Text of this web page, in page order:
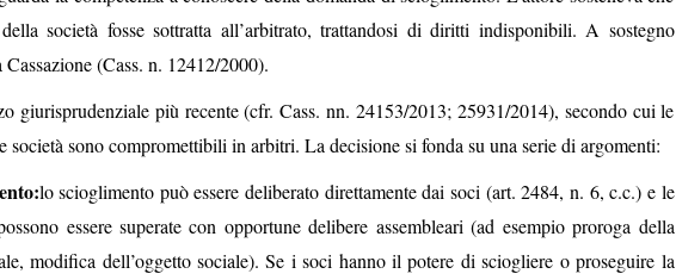
società fosse sottratta all’arbitrato, trattandosi di diritti indisponibili. A sostegno
(Cass. n. 12412/2000).
giurisprudenziale più recente (cfr. Cass. nn. 24153/2013; 25931/2014), secondo cui le
società sono compromettibili in arbitri. La decisione si fonda su una serie di argomenti:
lo scioglimento può essere deliberato direttamente dai soci (art. 2484, n. 6, c.c.) e le
essere superate con opportune delibere assembleari (ad esempio proroga della
modifica dell’oggetto sociale). Se i soci hanno il potere di sciogliere o proseguire la